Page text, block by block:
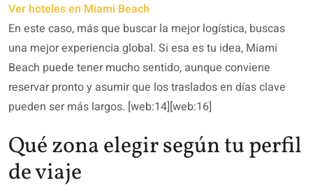
Ver hoteles en Miami Beach
En este caso, más que buscar la mejor logística, buscas
una mejor experiencia global. Si esa es tu idea, Miami
Beach puede tener mucho sentido, aunque conviene
reservar pronto y asumir que los traslados en días clave
pueden ser más largos. [web:14][web:16]
Qué zona elegir según tu perfil
de viaje